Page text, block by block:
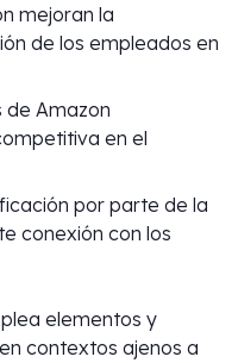
mejoran la
de los empleados en
de Amazon
en el
por parte de la
conexión con los
elementos y
contextos ajenos a